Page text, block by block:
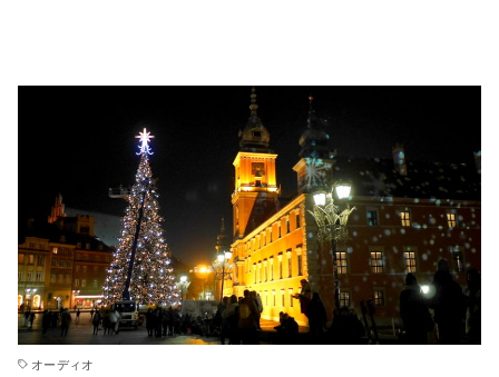
オーディオ